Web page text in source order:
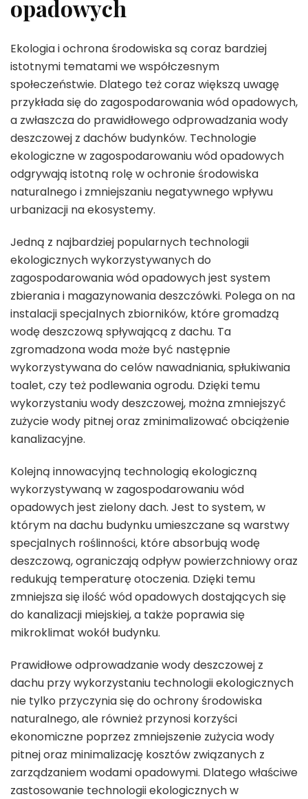
opadowych
Ekologia i ochrona środowiska są coraz bardziej
istotnymi tematami we współczesnym
społeczeństwie. Dlatego też coraz większą uwagę
przykłada się do zagospodarowania wód opadowych,
a zwłaszcza do prawidłowego odprowadzania wody
deszczowej z dachów budynków. Technologie
ekologiczne w zagospodarowaniu wód opadowych
odgrywają istotną rolę w ochronie środowiska
naturalnego i zmniejszaniu negatywnego wpływu
urbanizacji na ekosystemy.
Jedną z najbardziej popularnych technologii
ekologicznych wykorzystywanych do
zagospodarowania wód opadowych jest system
zbierania i magazynowania deszczówki. Polega on na
instalacji specjalnych zbiorników, które gromadzą
wodę deszczową spływającą z dachu. Ta
zgromadzona woda może być następnie
wykorzystywana do celów nawadniania, spłukiwania
toalet, czy też podlewania ogrodu. Dzięki temu
wykorzystaniu wody deszczowej, można zmniejszyć
zużycie wody pitnej oraz zminimalizować obciążenie
kanalizacyjne.
Kolejną innowacyjną technologią ekologiczną
wykorzystywaną w zagospodarowaniu wód
opadowych jest zielony dach. Jest to system, w
którym na dachu budynku umieszczane są warstwy
specjalnych roślinności, które absorbują wodę
deszczową, ograniczają odpływ powierzchniowy oraz
redukują temperaturę otoczenia. Dzięki temu
zmniejsza się ilość wód opadowych dostających się
do kanalizacji miejskiej, a także poprawia się
mikroklimat wokół budynku.
Prawidłowe odprowadzanie wody deszczowej z
dachu przy wykorzystaniu technologii ekologicznych
nie tylko przyczynia się do ochrony środowiska
naturalnego, ale również przynosi korzyści
ekonomiczne poprzez zmniejszenie zużycia wody
pitnej oraz minimalizację kosztów związanych z
zarządzaniem wodami opadowymi. Dlatego właściwe
zastosowanie technologii ekologicznych w